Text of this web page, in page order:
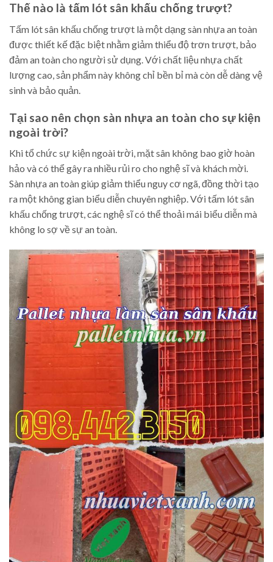
Thế nào là tấm lót sân khấu chống trượt?
Tấm lót sân khấu chống trượt là một dạng sàn nhựa an toàn
được thiết kế đặc biệt nhằm giảm thiểu độ trơn trượt, bảo
đảm an toàn cho người sử dụng. Với chất liệu nhựa chất
lượng cao, sản phẩm này không chỉ bền bỉ mà còn dễ dàng vệ
sinh và bảo quản.
Tại sao nên chọn sàn nhựa an toàn cho sự kiện
ngoài trời?
Khi tổ chức sự kiện ngoài trời, mặt sân không bao giờ hoàn
hảo và có thể gây ra nhiều rủi ro cho nghệ sĩ và khách mời.
Sàn nhựa an toàn giúp giảm thiểu nguy cơ ngã, đồng thời tạo
ra một không gian biểu diễn chuyên nghiệp. Với tấm lót sân
khấu chống trượt, các nghệ sĩ có thể thoải mái biểu diễn mà
không lo sợ về sự an toàn.